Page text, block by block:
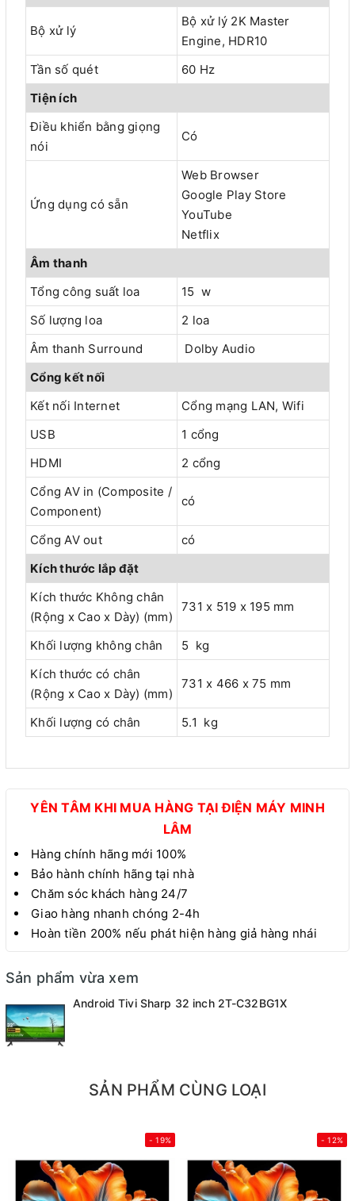
Bộ xử lý
Bộ xử lý 2K Master
Engine, HDR10
Tần số quét
60 Hz
Tiện ích
Điều khiển bằng giọng
nói
Có
Ứng dụng có sẵn
Web Browser
Google Play Store
YouTube
Netflix
Âm thanh
Tổng công suất loa
15 w
Số lượng loa
2 loa
Âm thanh Surround
Dolby Audio
Cổng kết nối
Kết nối Internet
Cổng mạng LAN, Wifi
USB
1 cổng
HDMI
2 cổng
Cổng AV in (Composite /
Component)
có
Cổng AV out
có
Kích thước lắp đặt
Kích thước Không chân
(Rộng x Cao x Dày) (mm)
731 x 519 x 195 mm
Khối lượng không chân
5 kg
Kích thước có chân
(Rộng x Cao x Dày) (mm)
731 x 466 x 75 mm
Khối lượng có chân 5.1 kg
YÊN TÂM KHI MUA HÀNG TẠI ĐIỆN MÁY MINH
LÂM
Hàng chính hãng mới 100%
Bảo hành chính hãng tại nhà
Chăm sóc khách hàng 24/7
Giao hàng nhanh chóng 2-4h
Hoàn tiền 200% nếu phát hiện hàng giả hàng nhái
Sản phẩm vừa xem
Android Tivi Sharp 32 inch 2T-C32BG1X
SẢN PHẨM CÙNG LOẠI
- 19% - 12%